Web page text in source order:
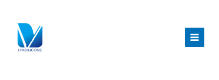
меню